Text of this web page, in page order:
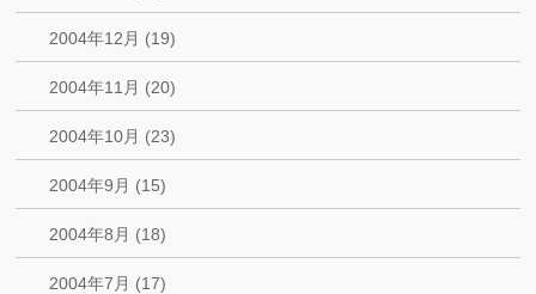
2004年12月 (19)
2004年11月 (20)
2004年10月 (23)
2004年9月 (15)
2004年8月 (18)
2004年7月 (17)